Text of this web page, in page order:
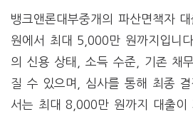
뱅크앤론대부중개의 파산면책자
원에서 최대 5,000만 원까지입니
의 신용 상태, 소득 수준, 기존 채
질 수 있으며, 심사를 통해 최종 결
서는 최대 8,000만 원까지 대출이